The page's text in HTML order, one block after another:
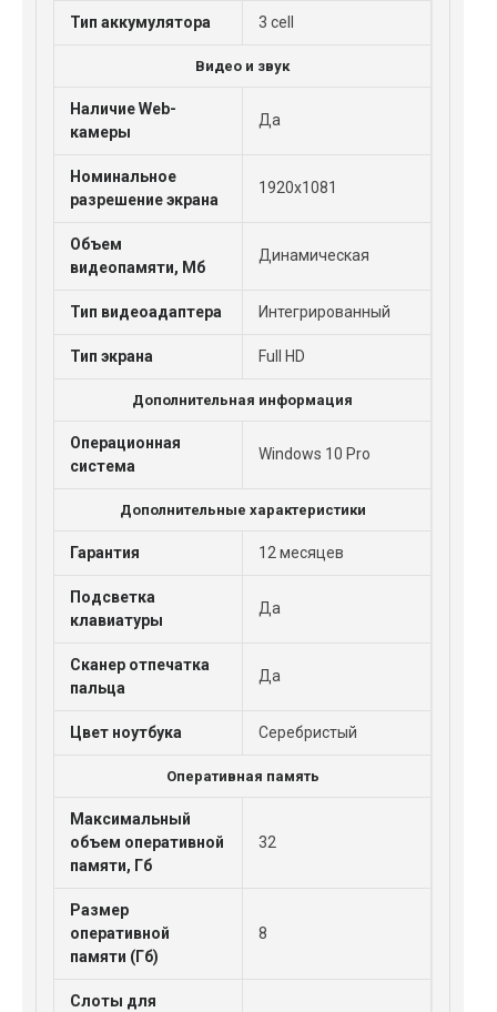
Тип аккумулятора 3 cell
Видео и звук
Наличие Web-
камеры
Да
Номинальное
разрешение экрана
1920x1081
Объем
видеопамяти, Мб
Динамическая
Тип видеоадаптера Интегрированный
Тип экрана Full HD
Дополнительная информация
Операционная
система
Windows 10 Pro
Дополнительные характеристики
Гарантия 12 месяцев
Подсветка
клавиатуры
Да
Сканер отпечатка
пальца
Да
Цвет ноутбука Серебристый
Оперативная память
Максимальный
объем оперативной
памяти, Гб
32
Размер
оперативной
памяти (Гб)
8
Слоты для